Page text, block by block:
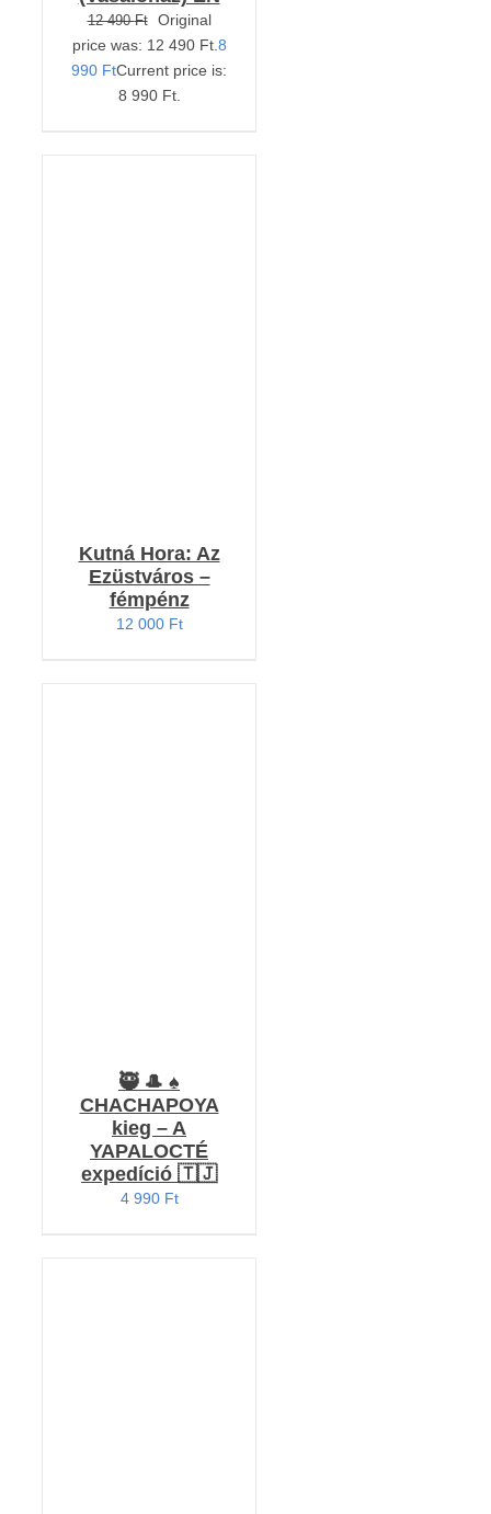
12 490Ft
Original
price was: 12 490 Ft. 8
990 FtCurrent price is:
8 990 Ft.
Kutná Hora: Az
Ezüstváros –
fémpénz
12 000 Ft
🥷 🎩 ♠️
CHACHAPOYA
kieg – A
YAPALOCTÉ
expedíció 🇹🇯
4 990 Ft